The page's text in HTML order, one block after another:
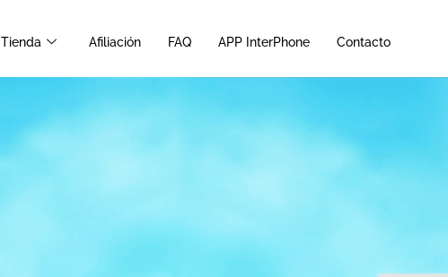
Tienda Afiliación FAQ APP InterPhone Contacto